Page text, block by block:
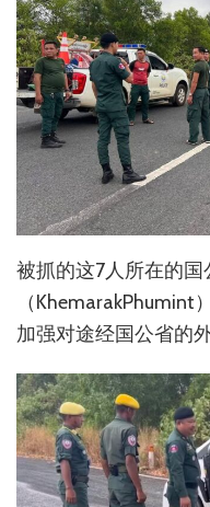
被抓的这7人所在的
（KhemarakPhumint
加强对途经国公省的